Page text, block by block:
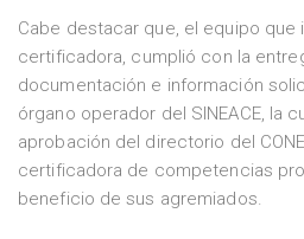
Cabe destacar que, el equipo que
certificadora, cumplió con la
documentación e información
órgano operador del SINEACE, la
aprobación del directorio del
certificadora de competencias
beneficio de sus agremiados.